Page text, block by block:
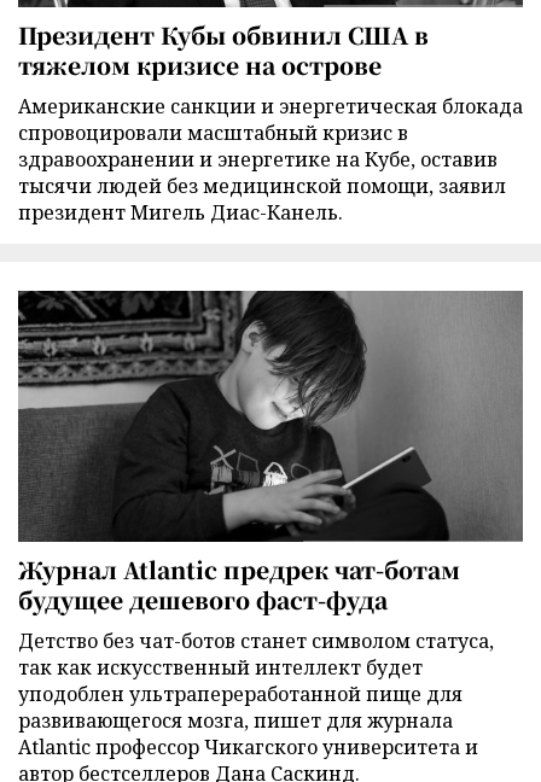
Президент Кубы обвинил США в
тяжелом кризисе на острове
Американские санкции и энергетическая блокада
спровоцировали масштабный кризис в
здравоохранении и энергетике на Кубе, оставив
тысячи людей без медицинской помощи, заявил
президент Мигель Диас-Канель.
Журнал Atlantic предрек чат-ботам
будущее дешевого фаст-фуда
Детство без чат-ботов станет символом статуса,
так как искусственный интеллект будет
уподоблен ультрапереработанной пище для
развивающегося мозга, пишет для журнала
Atlantic профессор Чикагского университета и
автор бестселлеров Дана Саскинд.